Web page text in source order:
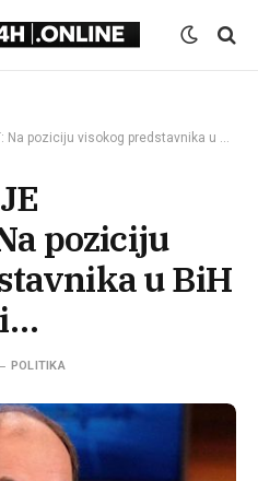
visokog predstavnika u BiH mogao bi doći…
poziciju
u BiH
POLITIKA